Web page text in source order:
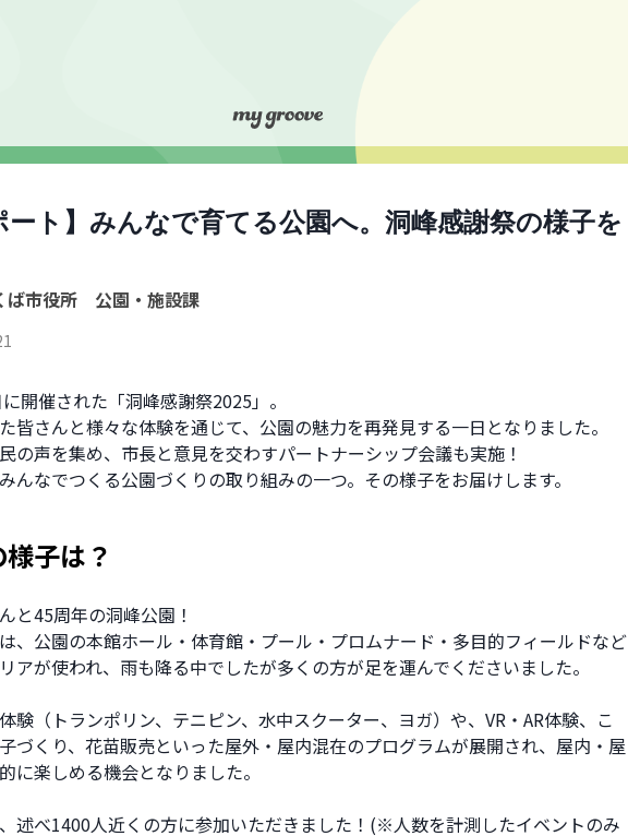
ート】みんなで育てる公園へ。洞峰感謝祭の様子を
ば市役所 公園・施設課
開催された「洞峰感謝祭2025」。
皆さんと様々な体験を通じて、公園の魅力を再発見する一日となりました。
の声を集め、市長と意見を交わすパートナーシップ会議も実施！
んなでつくる公園づくりの取り組みの一つ。その様子をお届けします。
子は？
と45周年の洞峰公園！
、公園の本館ホール・体育館・プール・プロムナード・多目的フィールドなど
アが使われ、雨も降る中でしたが多くの方が足を運んでくださいました。
験（トランポリン、テニピン、水中スクーター、ヨガ）や、VR・AR体験、こ
づくり、花苗販売といった屋外・屋内混在のプログラムが展開され、屋内・屋
に楽しめる機会となりました。
述べ1400人近くの方に参加いただきました！(※人数を計測したイベントのみ